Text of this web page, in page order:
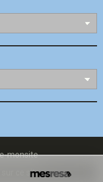
monsite
ce site